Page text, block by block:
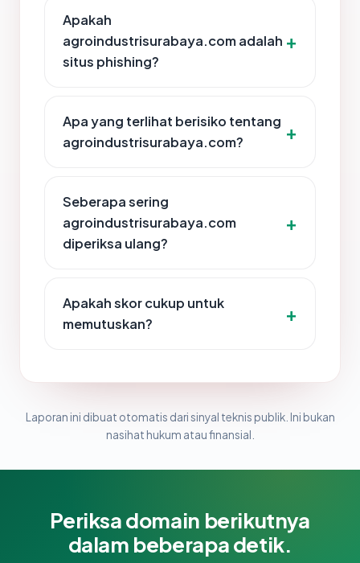
Apakah
agroindustrisurabaya.com adalah
situs phishing?
Apa yang terlihat berisiko tentang
agroindustrisurabaya.com?
Seberapa sering
agroindustrisurabaya.com
diperiksa ulang?
Apakah skor cukup untuk
memutuskan?
Laporan ini dibuat otomatis dari sinyal teknis publik. Ini bukan
nasihat hukum atau finansial.
Periksa domain berikutnya
dalam beberapa detik.